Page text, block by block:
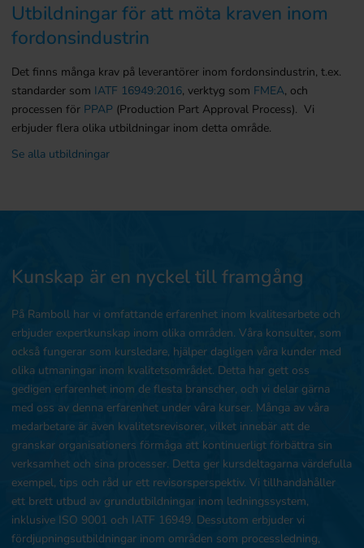
Utbildningar för att möta kraven inom
fordonsindustrin
Det finns många krav på leverantörer inom fordonsindustrin, t.ex.
standarder som IATF 16949:2016, verktyg som FMEA, och
processen för PPAP (Production Part Approval Process). Vi
erbjuder flera olika utbildningar inom detta område.
Se alla utbildningar
Kunskap är en nyckel till framgång
På Ramboll har vi omfattande erfarenhet inom kvalitesarbete och
erbjuder expertkunskap inom olika områden. Våra konsulter, som
också fungerar som kursledare, hjälper dagligen våra kunder med
olika utmaningar inom kvalitetsområdet. Detta har gett oss
gedigen erfarenhet inom de flesta branscher, och vi delar gärna
med oss av denna erfarenhet under våra kurser. Många av våra
medarbetare är även kvalitetsrevisorer, vilket innebär att de
granskar organisationers förmåga att kontinuerligt förbättra sin
verksamhet och sina processer. Detta ger kursdeltagarna värdefulla
exempel, tips och råd ur ett revisorsperspektiv. Vi tillhandahåller
ett brett utbud av grundutbildningar inom ledningssystem,
inklusive ISO 9001 och IATF 16949. Dessutom erbjuder vi
fördjupningsutbildningar inom områden som processledning,